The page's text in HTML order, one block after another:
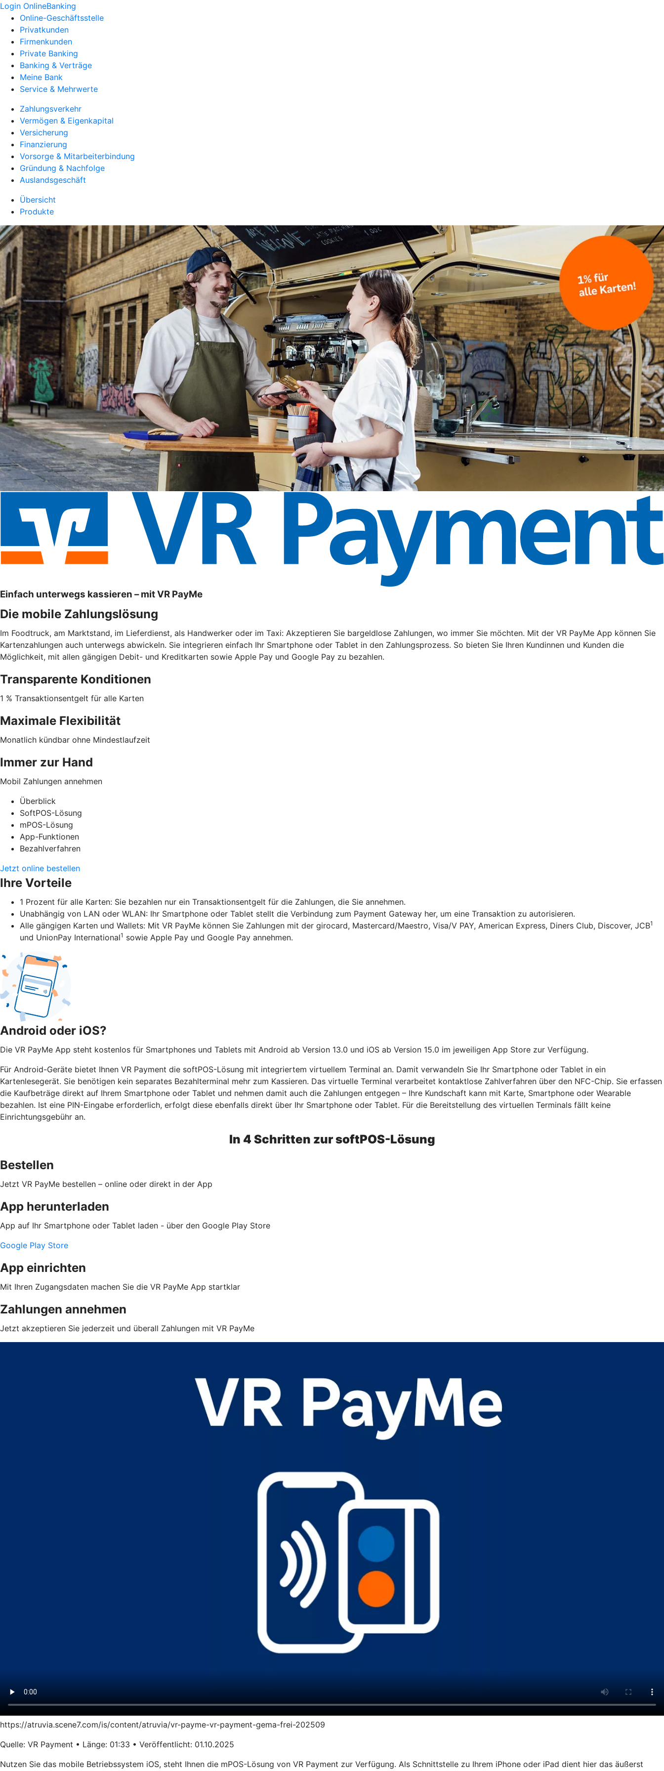
Login OnlineBanking
Online-Geschäftsstelle
Privatkunden
Firmenkunden
Private Banking
Banking & Verträge
Meine Bank
Service & Mehrwerte
Zahlungsverkehr
Vermögen & Eigenkapital
Versicherung
Finanzierung
Vorsorge & Mitarbeiterbindung
Gründung & Nachfolge
Auslandsgeschäft
Übersicht
Produkte
Einfach unterwegs kassieren – mit VR PayMe
Die mobile Zahlungslösung
Im Foodtruck, am Marktstand, im Lieferdienst, als Handwerker oder im Taxi: Akzeptieren Sie bargeldlose Zahlungen, wo immer Sie möchten. Mit der VR PayMe App können Sie
Kartenzahlungen auch unterwegs abwickeln. Sie integrieren einfach Ihr Smartphone oder Tablet in den Zahlungsprozess. So bieten Sie Ihren Kundinnen und Kunden die
Möglichkeit, mit allen gängigen Debit- und Kreditkarten sowie Apple Pay und Google Pay zu bezahlen.
Transparente Konditionen
1 % Transaktionsentgelt für alle Karten
Maximale Flexibilität
Monatlich kündbar ohne Mindestlaufzeit
Immer zur Hand
Mobil Zahlungen annehmen
Überblick
SoftPOS-Lösung
mPOS-Lösung
App-Funktionen
Bezahlverfahren
Jetzt online bestellen
Ihre Vorteile
1 Prozent für alle Karten: Sie bezahlen nur ein Transaktionsentgelt für die Zahlungen, die Sie annehmen.
Unabhängig von LAN oder WLAN: Ihr Smartphone oder Tablet stellt die Verbindung zum Payment Gateway her, um eine Transaktion zu autorisieren.
Alle gängigen Karten und Wallets: Mit VR PayMe können Sie Zahlungen mit der girocard, Mastercard/Maestro, Visa/V PAY, American Express, Diners Club, Discover, JCB1
und UnionPay International1 sowie Apple Pay und Google Pay annehmen.
Android oder iOS?
Die VR PayMe App steht kostenlos für Smartphones und Tablets mit Android ab Version 13.0 und iOS ab Version 15.0 im jeweiligen App Store zur Verfügung.
Für Android-Geräte bietet Ihnen VR Payment die softPOS-Lösung mit integriertem virtuellem Terminal an. Damit verwandeln Sie Ihr Smartphone oder Tablet in ein
Kartenlesegerät. Sie benötigen kein separates Bezahlterminal mehr zum Kassieren. Das virtuelle Terminal verarbeitet kontaktlose Zahlverfahren über den NFC-Chip. Sie erfassen
die Kaufbeträge direkt auf Ihrem Smartphone oder Tablet und nehmen damit auch die Zahlungen entgegen – Ihre Kundschaft kann mit Karte, Smartphone oder Wearable
bezahlen. Ist eine PIN-Eingabe erforderlich, erfolgt diese ebenfalls direkt über Ihr Smartphone oder Tablet. Für die Bereitstellung des virtuellen Terminals fällt keine
Einrichtungsgebühr an.
In 4 Schritten zur softPOS-Lösung
Bestellen
Jetzt VR PayMe bestellen – online oder direkt in der App
App herunterladen
App auf Ihr Smartphone oder Tablet laden - über den Google Play Store
Google Play Store
App einrichten
Mit Ihren Zugangsdaten machen Sie die VR PayMe App startklar
Zahlungen annehmen
Jetzt akzeptieren Sie jederzeit und überall Zahlungen mit VR PayMe
https://atruvia.scene7.com/is/content/atruvia/vr-payme-vr-payment-gema-frei-202509
Quelle: VR Payment • Länge: 01:33 • Veröffentlicht: 01.10.2025
Nutzen Sie das mobile Betriebssystem iOS, steht Ihnen die mPOS-Lösung von VR Payment zur Verfügung. Als Schnittstelle zu Ihrem iPhone oder iPad dient hier das äußerst